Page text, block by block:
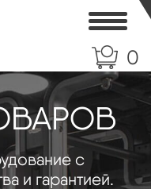
0
с
и гарантией.